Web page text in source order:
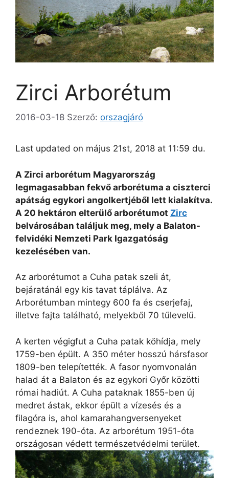
Zirci Arborétum
2016-03-18 Szerző: orszagjáró
Last updated on május 21st, 2018 at 11:59 du.
A Zirci arborétum Magyarország
legmagasabban fekvő arborétuma a ciszterci
apátság egykori angolkertjéből lett kialakítva.
A 20 hektáron elterülő arborétumot Zirc
belvárosában találjuk meg, mely a Balaton-
felvidéki Nemzeti Park Igazgatóság
kezelésében van.
Az arborétumot a Cuha patak szeli át,
bejáratánál egy kis tavat táplálva. Az
Arborétumban mintegy 600 fa és cserjefaj,
illetve fajta található, melyekből 70 tűlevelű.
A kerten végigfut a Cuha patak kőhídja, mely
1759-ben épült. A 350 méter hosszú hársfasor
1809-ben telepítették. A fasor nyomvonalán
halad át a Balaton és az egykori Győr közötti
római hadiút. A Cuha pataknak 1855-ben új
medret ástak, ekkor épült a vízesés és a
filagóra is, ahol kamarahangversenyeket
rendeznek 190-óta. Az arborétum 1951-óta
országosan védett természetvédelmi terület.